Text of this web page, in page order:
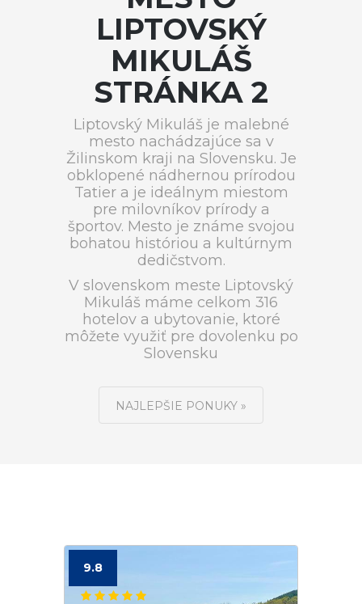
LIPTOVSKÝ
MIKULÁŠ
STRÁNKA 2
Liptovský Mikuláš je malebné
mesto nachádzajúce sa v
Žilinskom kraji na Slovensku. Je
obklopené nádhernou prírodou
Tatier a je ideálnym miestom
pre milovníkov prírody a
športov. Mesto je známe svojou
bohatou históriou a kultúrnym
dedičstvom.
V slovenskom meste Liptovský
Mikuláš máme celkom 316
hotelov a ubytovanie, ktoré
môžete využiť pre dovolenku po
Slovensku
NAJLEPŠIE PONUKY »
9.8